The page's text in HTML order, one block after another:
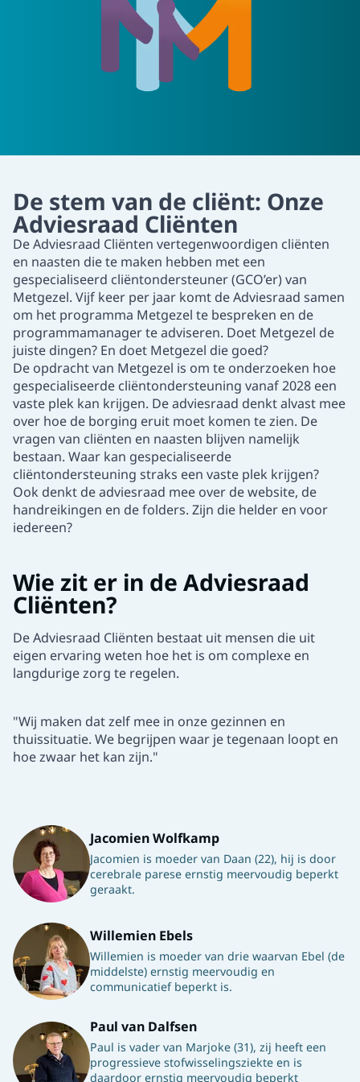
De stem van de cliënt: Onze
Adviesraad Cliënten
De Adviesraad Cliënten vertegenwoordigen cliënten
en naasten die te maken hebben met een
gespecialiseerd cliëntondersteuner (GCO’er) van
Metgezel. Vijf keer per jaar komt de Adviesraad samen
om het programma Metgezel te bespreken en de
programmamanager te adviseren. Doet Metgezel de
juiste dingen? En doet Metgezel die goed?
De opdracht van Metgezel is om te onderzoeken hoe
gespecialiseerde cliëntondersteuning vanaf 2028 een
vaste plek kan krijgen. De adviesraad denkt alvast mee
over hoe de borging eruit moet komen te zien. De
vragen van cliënten en naasten blijven namelijk
bestaan. Waar kan gespecialiseerde
cliëntondersteuning straks een vaste plek krijgen?
Ook denkt de adviesraad mee over de website, de
handreikingen en de folders. Zijn die helder en voor
iedereen?
Wie zit er in de Adviesraad
Cliënten?
De Adviesraad Cliënten bestaat uit mensen die uit
eigen ervaring weten hoe het is om complexe en
langdurige zorg te regelen.
"Wij maken dat zelf mee in onze gezinnen en
thuissituatie. We begrijpen waar je tegenaan loopt en
hoe zwaar het kan zijn."
Jacomien Wolfkamp
Jacomien is moeder van Daan (22), hij is door
cerebrale parese ernstig meervoudig beperkt
geraakt.
Willemien Ebels
Willemien is moeder van drie waarvan Ebel (de
middelste) ernstig meervoudig en
communicatief beperkt is.
Paul van Dalfsen
Paul is vader van Marjoke (31), zij heeft een
progressieve stofwisselingsziekte en is
daardoor ernstig meervoudig beperkt